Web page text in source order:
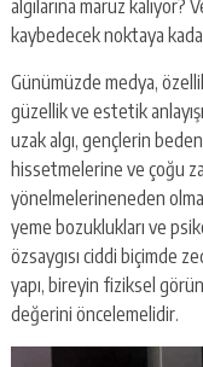
algılarına maruz kalıyor?
kaybedecek noktaya
Günümüzde medya,
güzellik ve estetik
uzak algı, gençlerin
hissetmelerine ve çoğu
yönelmelerineneden
yeme bozuklukları ve
özsaygısı ciddi biçimde
yapı, bireyin fiziksel
değerini öncelemelidir.